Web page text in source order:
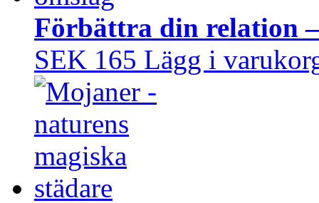
Förbättra din relation
SEK 165 Lägg i